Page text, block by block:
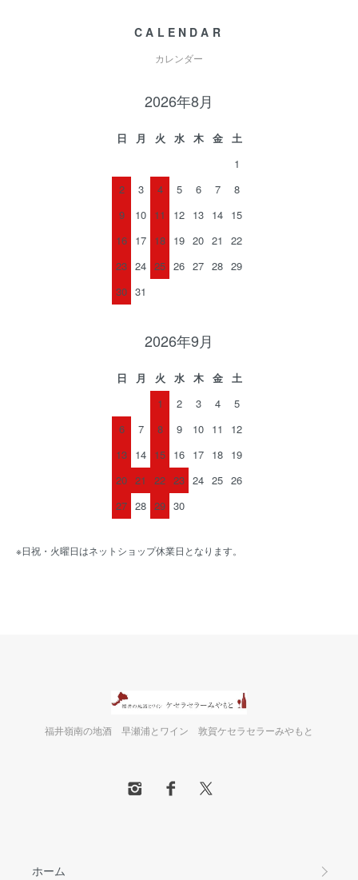
CALENDAR
カレンダー
2026年8月
日 月 火 水 木 金
土
1
2
3 4 5 6 7
8
9
10 11 12 13 14 15
16 17 18 19 20 21
22
23 24 25 26 27 28 29
30 31
2026年9月
日 月 火 水 木 金
土
1
2 3 4
5
6
7 8 9 10 11
12
13 14 15 16 17 18 19
20 21 22 23 24 25 26
27 28 29 30
※日祝・火曜日はネットショップ休業日となります。
福井嶺南の地酒 早瀬浦とワイン 敦賀ケセラセラーみやもと
ホーム